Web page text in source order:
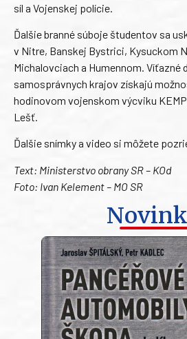
síl a Vojenskej polície.
Ďalšie branné súboje študentov sa
v Nitre, Banskej Bystrici, Kysuckom
Michalovciach a Humennom. Víťazné
samosprávnych krajov získajú
hodinovom vojenskom výcviku
Lešť.
Ďalšie snímky a video si môžete
Text: Ministerstvo obrany SR – KOd
Foto: Ivan Kelement – MO SR